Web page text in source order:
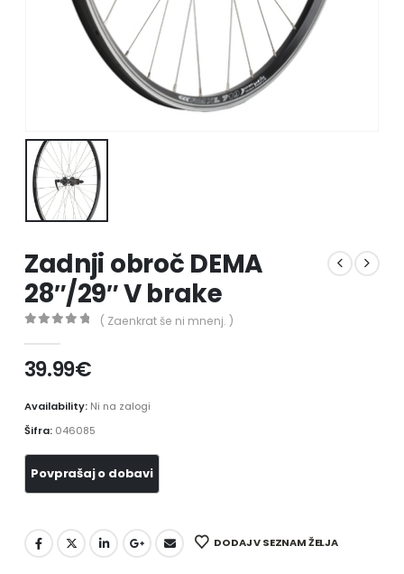
Zadnji obroč DEMA
28″/29″ V brake
( Zaenkrat še ni mnenj. )
39.99€
Availability: Ni na zalogi
Šifra: 046085
DODAJ V SEZNAM ŽELJA